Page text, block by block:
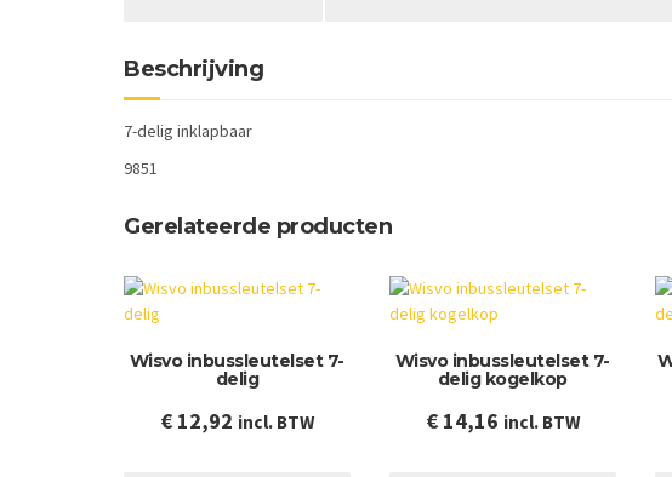
Beschrijving
7-delig inklapbaar
9851
Gerelateerde producten
Wisvo inbussleutelset 7-
delig
€12,92 incl. BTW
Wisvo inbussleutelset 7-
delig kogelkop
€14,16 incl. BTW